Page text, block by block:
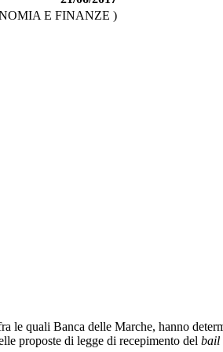
E FINANZE )
Banca delle Marche, hanno
di legge di recepimento del bail